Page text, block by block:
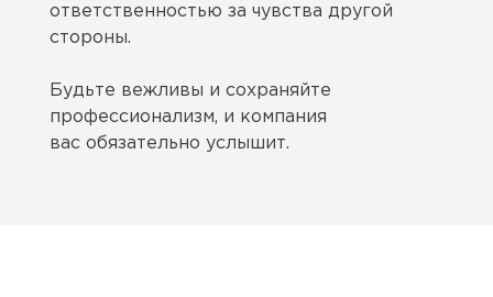
ответственностью за чувства другой
стороны.
Будьте вежливы и сохраняйте
профессионализм, и компания
вас обязательно услышит.